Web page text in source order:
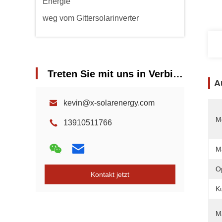
weg vom Gittersolarinverter
Treten Sie mit uns in Verbindung
kevin@x-solarenergy.com
13910511766
Kontakt jetzt